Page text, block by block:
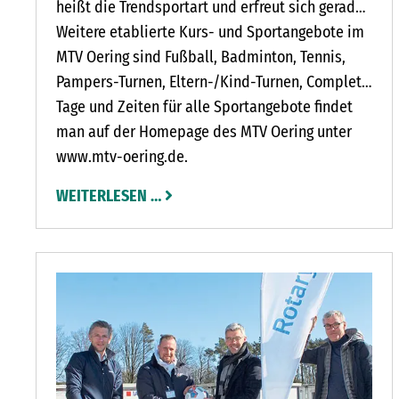
Oering ist glücklich darüber, Christina Pöring für
seine Mitglieder gewinnen zu können. Nähere
Infos zu Christina Pöring findet man unter
www.deinsensei.de. Das Kursangebot findet
immer dienstags von 18.30 bis 20 Uhr in der
Sporthalle Oering statt.
heißt die Trendsportart und erfreut sich gerade
bei jüngeren Menschen sehr großer Beliebtheit.
Der Kurs findet an diesem Tag in der Zeit von 13
bis 14 Uhr in der Sporthalle Oering statt und
wird von Fynn Petersen, einem jungen und sehr
engagierten Jumpstyler, geleitet. Fynn Petersen
ist schon sehr lange dabei und brennt für seine
Weitere etablierte Kurs- und Sportangebote im
MTV Oering sind Fußball, Badminton, Tennis,
Pampers-Turnen, Eltern-/Kind-Turnen, Complete
Workout und Rückenfitness.
Tage und Zeiten für alle Sportangebote findet
man auf der Homepage des MTV Oering unter
www.mtv-oering.de.
WEITERLESEN …